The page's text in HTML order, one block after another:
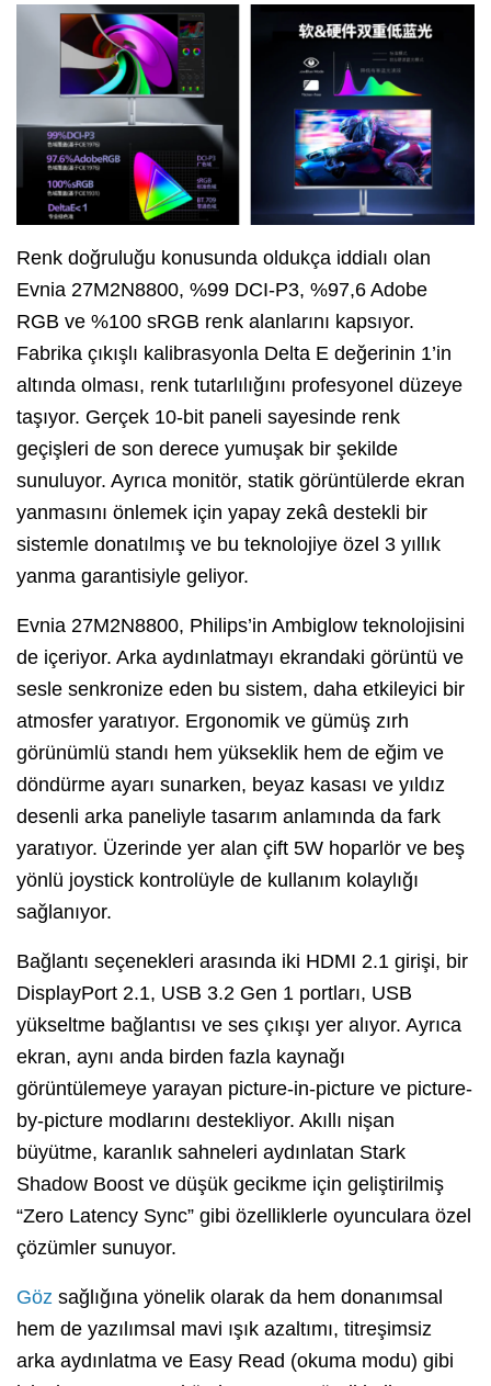
Renk doğruluğu konusunda oldukça iddialı olan
Evnia 27M2N8800, %99 DCI-P3, %97,6 Adobe
RGB ve %100 sRGB renk alanlarını kapsıyor.
Fabrika çıkışlı kalibrasyonla Delta E değerinin 1’in
altında olması, renk tutarlılığını profesyonel düzeye
taşıyor. Gerçek 10-bit paneli sayesinde renk
geçişleri de son derece yumuşak bir şekilde
sunuluyor. Ayrıca monitör, statik görüntülerde ekran
yanmasını önlemek için yapay zekâ destekli bir
sistemle donatılmış ve bu teknolojiye özel 3 yıllık
yanma garantisiyle geliyor.
Evnia 27M2N8800, Philips’in Ambiglow teknolojisini
de içeriyor. Arka aydınlatmayı ekrandaki görüntü ve
sesle senkronize eden bu sistem, daha etkileyici bir
atmosfer yaratıyor. Ergonomik ve gümüş zırh
görünümlü standı hem yükseklik hem de eğim ve
döndürme ayarı sunarken, beyaz kasası ve yıldız
desenli arka paneliyle tasarım anlamında da fark
yaratıyor. Üzerinde yer alan çift 5W hoparlör ve beş
yönlü joystick kontrolüyle de kullanım kolaylığı
sağlanıyor.
Bağlantı seçenekleri arasında iki HDMI 2.1 girişi, bir
DisplayPort 2.1, USB 3.2 Gen 1 portları, USB
yükseltme bağlantısı ve ses çıkışı yer alıyor. Ayrıca
ekran, aynı anda birden fazla kaynağı
görüntülemeye yarayan picture-in-picture ve picture-
by-picture modlarını destekliyor. Akıllı nişan
büyütme, karanlık sahneleri aydınlatan Stark
Shadow Boost ve düşük gecikme için geliştirilmiş
“Zero Latency Sync” gibi özelliklerle oyunculara özel
çözümler sunuyor.
Göz sağlığına yönelik olarak da hem donanımsal
hem de yazılımsal mavi ışık azaltımı, titreşimsiz
arka aydınlatma ve Easy Read (okuma modu) gibi